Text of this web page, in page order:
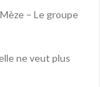
– Le groupe
ne veut plus